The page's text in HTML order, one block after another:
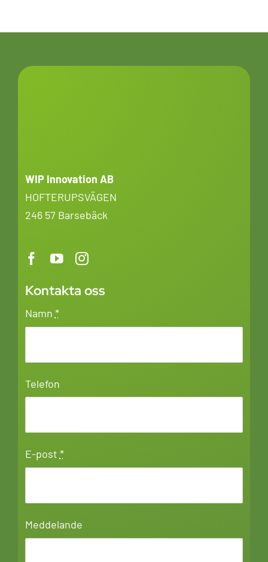
WIP Innovation AB
HOFTERUPSVÄGEN
246 57 Barsebäck
Kontakta oss
Namn *
Telefon
E-post *
Meddelande